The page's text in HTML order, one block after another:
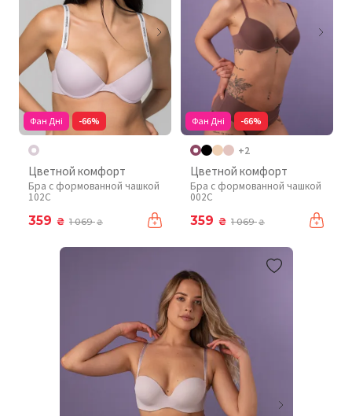
Фан Дні -66%
Цветной комфорт
Бра с формованной чашкой
102C
359 ₴ 1 069₴
Фан Дні -66%
+2
Цветной комфорт
Бра с формованной чашкой
002C
359 ₴ 1 069₴